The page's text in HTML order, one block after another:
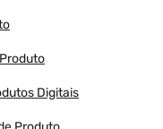
Digitais